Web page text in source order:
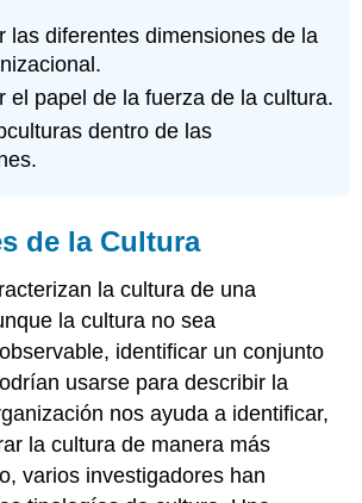
las diferentes dimensiones de la
el papel de la fuerza de la cultura.
dentro de las
de la Cultura
la cultura de una
la cultura no sea
identificar un conjunto
usarse para describir la
nos ayuda a identificar,
la cultura de manera más
varios investigadores han